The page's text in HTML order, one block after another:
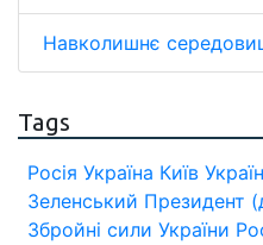
Навколишнє
Tags
Росія Україна Київ
Зеленський Президент
Збройні сили України